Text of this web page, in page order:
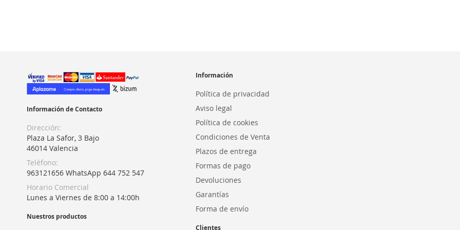
Información de Contacto
Dirección:
Plaza La Safor, 3 Bajo
46014 Valencia
Teléfono:
963121656 WhatsApp 644 752 547
Horario Comercial
Lunes a Viernes de 8:00 a 14:00h
Nuestros productos
Información
Política de privacidad
Aviso legal
Política de cookies
Condiciones de Venta
Plazos de entrega
Formas de pago
Devoluciones
Garantías
Forma de envío
Clientes